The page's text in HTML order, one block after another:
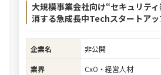
大規模事業会社向け“セキュリテ
消する急成長中Techスタートアッ
企業名
非公開
業界
CxO・経営人材